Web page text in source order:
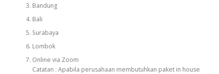
Bandung
Bali
Surabaya
Lombok
Online via Zoom
Catatan : Apabila perusahaan membutuhkan paket in house